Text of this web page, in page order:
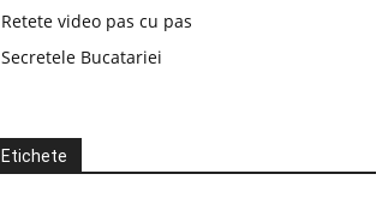
Retete video pas cu pas
Secretele Bucatariei
Etichete